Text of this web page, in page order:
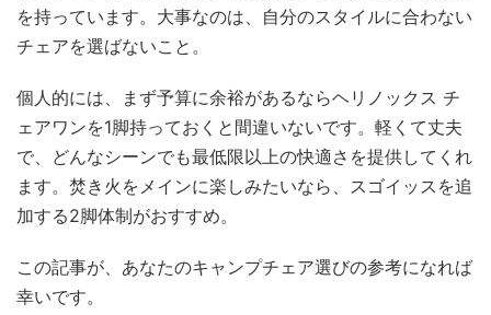
を持っています。大事なのは、自分のスタイルに合わない
チェアを選ばないこと。
個人的には、まず予算に余裕があるならヘリノックス チ
ェアワンを1脚持っておくと間違いないです。軽くて丈夫
で、どんなシーンでも最低限以上の快適さを提供してくれ
ます。焚き火をメインに楽しみたいなら、スゴイッスを追
加する2脚体制がおすすめ。
この記事が、あなたのキャンプチェア選びの参考になれば
幸いです。